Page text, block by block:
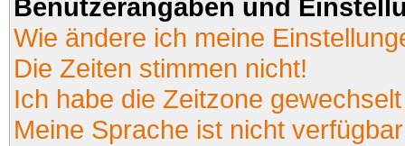
Benutzerangaben und
Wie ändere ich meine
Die Zeiten stimmen nicht!
Ich habe die Zeitzone
Meine Sprache ist nicht